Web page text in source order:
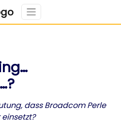
dass Broadcom Perle
einsetzt?